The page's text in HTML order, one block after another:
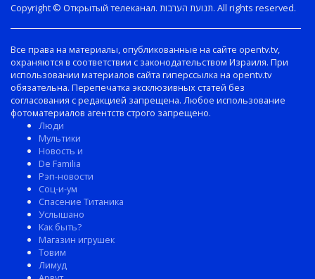
Copyright © Открытый телеканал. תנועת הערבות. All rights reserved.
Все права на материалы, опубликованные на сайте opentv.tv,
охраняются в соответствии с законодательством Израиля. При
использовании материалов сайта гиперссылка на opentv.tv
обязательна. Перепечатка эксклюзивных статей без
согласования с редакцией запрещена. Любое использование
фотоматериалов агентств строго запрещено.
Люди
Мультики
Новость и
De Familia
Рэп-новости
Соц-и-ум
Спасение Титаника
Услышано
Как быть?
Магазин игрушек
Товим
Лимуд